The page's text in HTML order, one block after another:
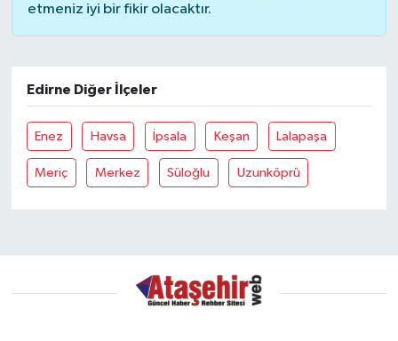
etmeniz iyi bir fikir olacaktır.
Edirne Diğer İlçeler
Enez Havsa İpsala Keşan Lalapaşa
Meriç Merkez Süloğlu Uzunköprü